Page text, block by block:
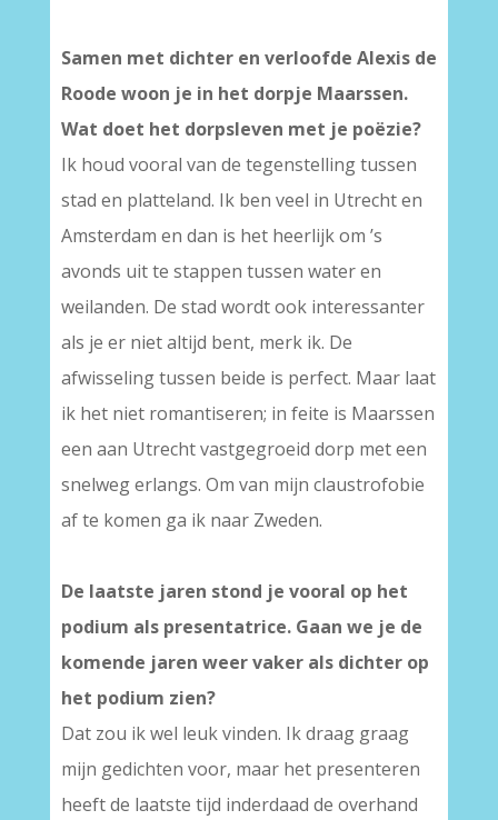
Samen met dichter en verloofde Alexis de
Roode woon je in het dorpje Maarssen.
Wat doet het dorpsleven met je poëzie?
Ik houd vooral van de tegenstelling tussen
stad en platteland. Ik ben veel in Utrecht en
Amsterdam en dan is het heerlijk om ’s
avonds uit te stappen tussen water en
weilanden. De stad wordt ook interessanter
als je er niet altijd bent, merk ik. De
afwisseling tussen beide is perfect. Maar laat
ik het niet romantiseren; in feite is Maarssen
een aan Utrecht vastgegroeid dorp met een
snelweg erlangs. Om van mijn claustrofobie
af te komen ga ik naar Zweden.
De laatste jaren stond je vooral op het
podium als presentatrice. Gaan we je de
komende jaren weer vaker als dichter op
het podium zien?
Dat zou ik wel leuk vinden. Ik draag graag
mijn gedichten voor, maar het presenteren
heeft de laatste tijd inderdaad de overhand